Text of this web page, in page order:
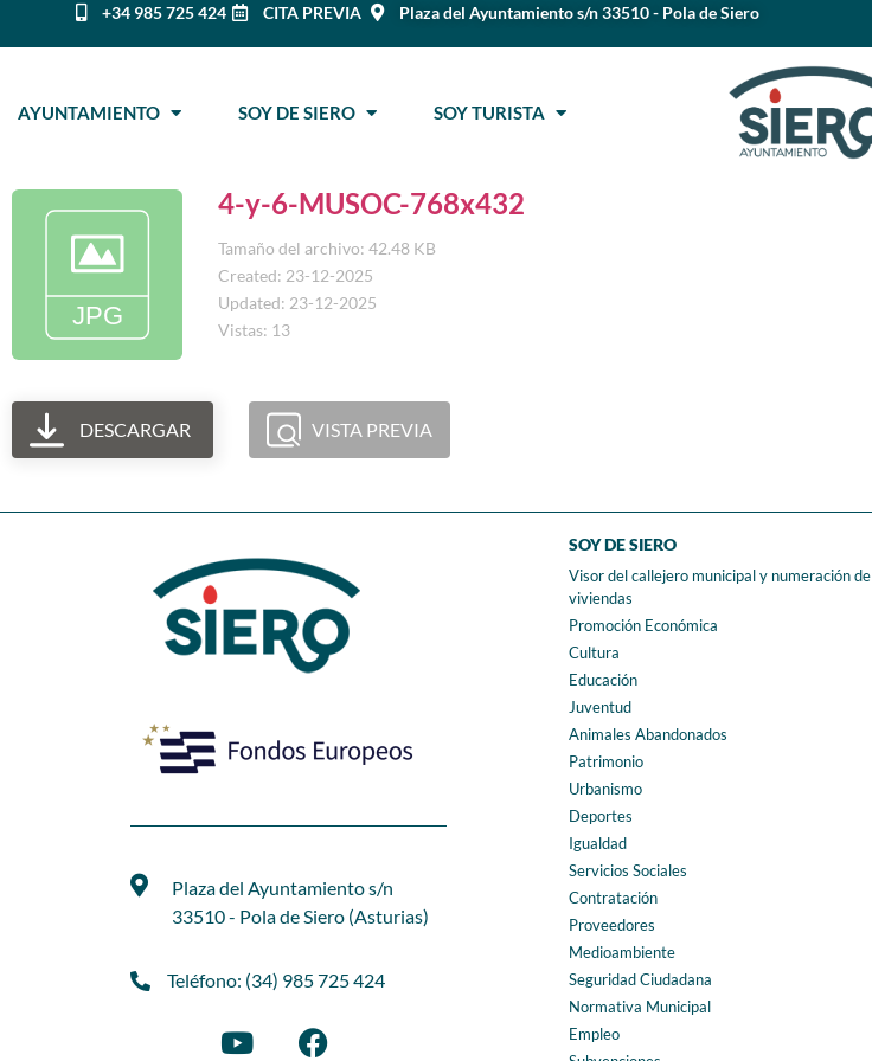
+34 985 725 424 CITA PREVIA Plaza del Ayuntamiento s/n 33510 - Pola de Siero
AYUNTAMIENTO SOY DE SIERO SOY TURISTA
4-y-6-MUSOC-768x432
Tamaño del archivo: 42.48 KB
Created: 23-12-2025
Updated: 23-12-2025
Vistas: 13
DESCARGAR VISTA PREVIA
Plaza del Ayuntamiento s/n
33510 - Pola de Siero (Asturias)
Teléfono: (34) 985 725 424
SOY DE SIERO
Visor del callejero municipal y numeración de
viviendas
Promoción Económica
Cultura
Educación
Juventud
Animales Abandonados
Patrimonio
Urbanismo
Deportes
Igualdad
Servicios Sociales
Contratación
Proveedores
Medioambiente
Seguridad Ciudadana
Normativa Municipal
Empleo